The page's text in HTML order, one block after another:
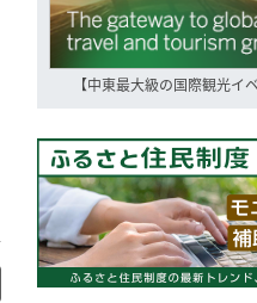
【中東最大級の国際観光イ